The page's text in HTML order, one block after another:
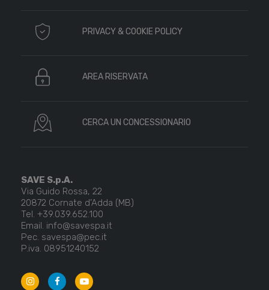
PRIVACY & COOKIE POLICY
AREA RISERVATA
CERCA UN CONCESSIONARIO
SAVE S.p.A.
Via Guido Rossa, 22
20872 Cornate d’Adda (MB)
Tel. +39.039.652.100
Email. info@savespa.it
Pec. savespa@pec.it
P.iva. 08951240152